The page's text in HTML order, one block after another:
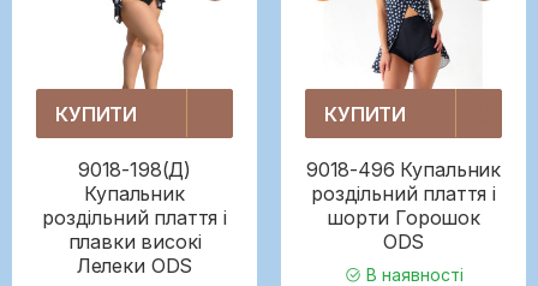
КУПИТИ
9018-198(Д)
Купальник
роздільний плаття і
плавки високі
Лелеки ODS
КУПИТИ
9018-496 Купальник
роздільний плаття і
шорти Горошок
ODS
В наявності